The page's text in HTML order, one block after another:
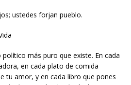
ustedes forjan pueblo.
más puro que existe. En cada
en cada plato de comida
tu amor, y en cada libro que pones